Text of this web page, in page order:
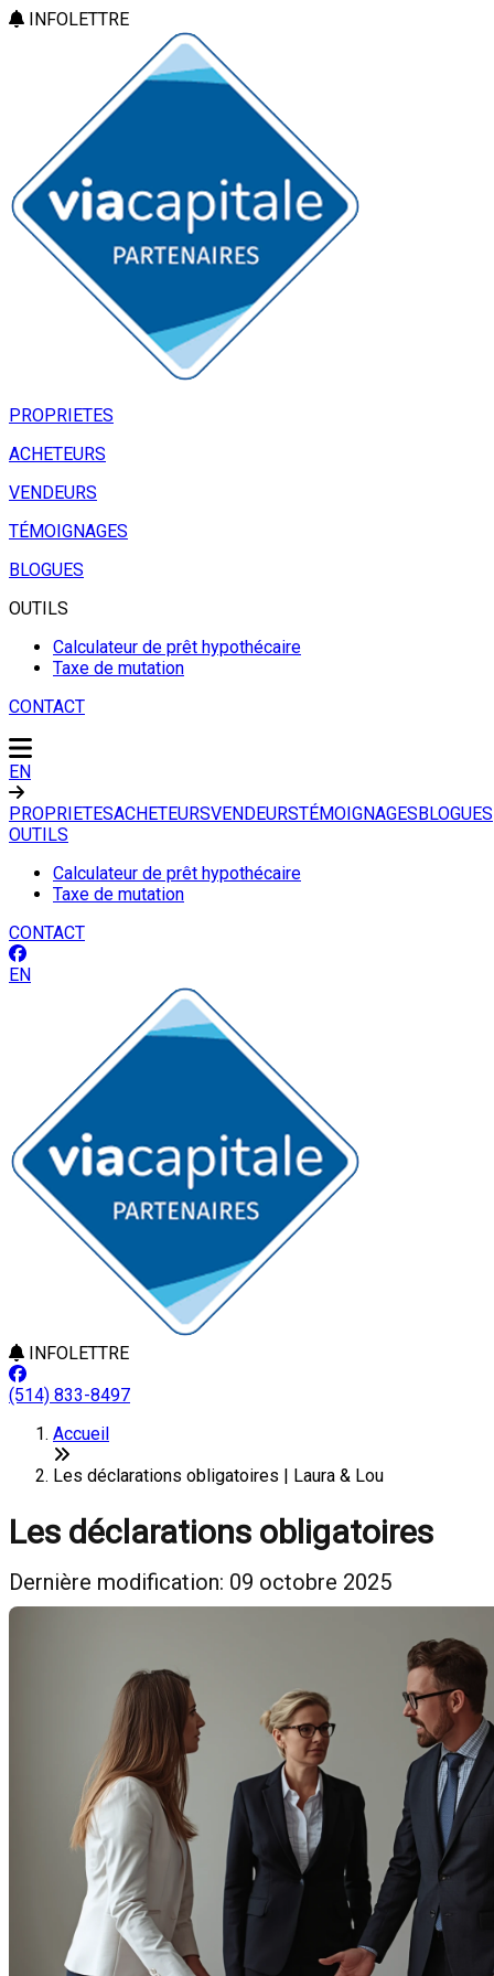
INFOLETTRE
PROPRIETES
ACHETEURS
VENDEURS
TÉMOIGNAGES
BLOGUES
OUTILS
Calculateur de prêt hypothécaire
Taxe de mutation
CONTACT
EN
PROPRIETESACHETEURSVENDEURSTÉMOIGNAGESBLOGUES
OUTILS
Calculateur de prêt hypothécaire
Taxe de mutation
CONTACT
EN
INFOLETTRE
(514) 833-8497
Accueil
Les déclarations obligatoires | Laura & Lou
Les déclarations obligatoires
Dernière modification: 09 octobre 2025